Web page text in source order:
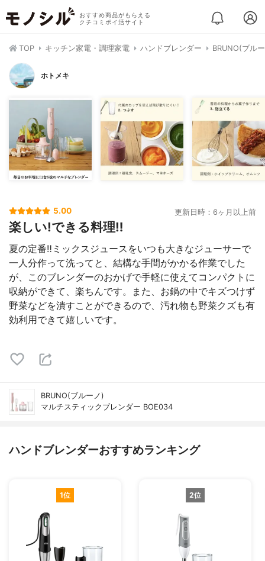
おすすめ商品がもらえる
クチコミポイ活サイト
TOP キッチン家電・調理家電 ハンドブレンダー BRUNO(ブル
ホトメキ
5.00 更新日時：6ヶ月以上前
楽しい!できる料理‼︎
夏の定番‼︎ミックスジュースをいつも大きなジューサーで
一人分作って洗ってと、結構な手間がかかる作業でした
が、このブレンダーのおかげで手軽に使えてコンパクトに
収納ができて、楽ちんです。また、お鍋の中でキズつけず
野菜などを潰すことができるので、汚れ物も野菜クズも有
効利用できて嬉しいです。
BRUNO(ブルーノ)
マルチスティックブレンダー BOE034
ハンドブレンダーおすすめランキング
1位 2位